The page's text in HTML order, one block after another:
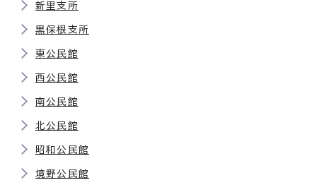
新里支所
黒保根支所
東公民館
西公民館
南公民館
北公民館
昭和公民館
境野公民館